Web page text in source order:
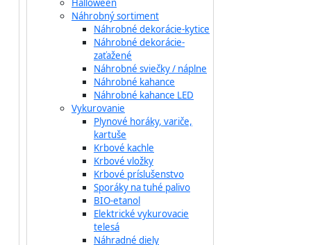
Halloween
Náhrobný sortiment
Náhrobné dekorácie-kytice
Náhrobné dekorácie-
zaťažené
Náhrobné sviečky / náplne
Náhrobné kahance
Náhrobné kahance LED
Vykurovanie
Plynové horáky, variče,
kartuše
Krbové kachle
Krbové vložky
Krbové príslušenstvo
Sporáky na tuhé palivo
BIO-etanol
Elektrické vykurovacie
telesá
Náhradné diely